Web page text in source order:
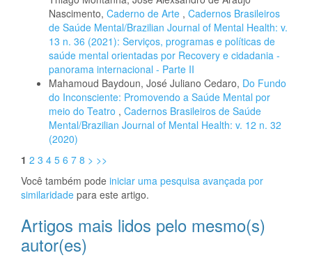
Nascimento, Caderno de Arte , Cadernos Brasileiros
de Saúde Mental/Brazilian Journal of Mental Health: v.
13 n. 36 (2021): Serviços, programas e políticas de
saúde mental orientadas por Recovery e cidadania -
panorama internacional - Parte II
Mahamoud Baydoun, José Juliano Cedaro, Do Fundo
do Inconsciente: Promovendo a Saúde Mental por
meio do Teatro , Cadernos Brasileiros de Saúde
Mental/Brazilian Journal of Mental Health: v. 12 n. 32
(2020)
1 2 3 4 5 6 7 8 > >>
Você também pode iniciar uma pesquisa avançada por
similaridade para este artigo.
Artigos mais lidos pelo mesmo(s)
autor(es)